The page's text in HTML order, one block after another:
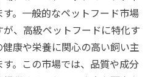
。一般的なペットフード市場
、高級ペットフードに特化す
康や栄養に関心の高い飼い主
。この市場では、品質や成分